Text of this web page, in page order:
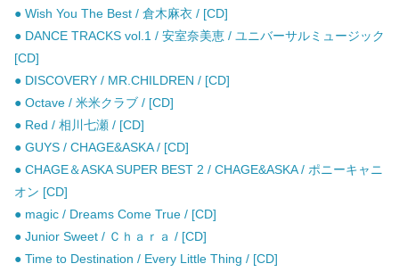
● Wish You The Best / 倉木麻衣 / [CD]
● DANCE TRACKS vol.1 / 安室奈美恵 / ユニバーサルミュージック
[CD]
● DISCOVERY / MR.CHILDREN / [CD]
● Octave / 米米クラブ / [CD]
● Red / 相川七瀬 / [CD]
● GUYS / CHAGE&ASKA / [CD]
● CHAGE＆ASKA SUPER BEST 2 / CHAGE&ASKA / ポニーキャニ
オン [CD]
● magic / Dreams Come True / [CD]
● Junior Sweet / Ｃｈａｒａ / [CD]
● Time to Destination / Every Little Thing / [CD]